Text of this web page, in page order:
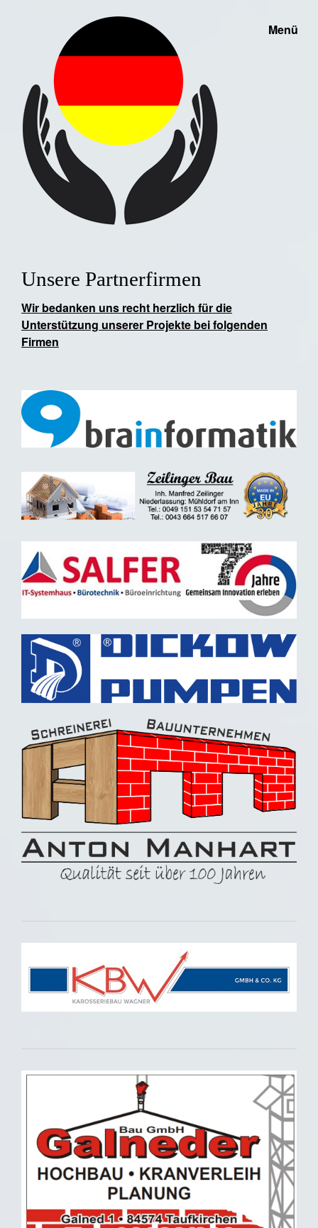
Menü
Unsere Partnerfirmen
Wir bedanken uns recht herzlich für die
Unterstützung unserer Projekte bei folgenden
Firmen